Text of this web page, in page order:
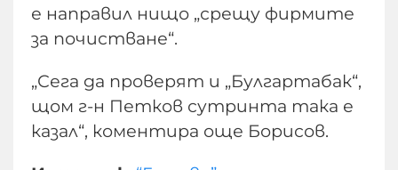
е направил нищо „срещу фирмите
за почистване“.
„Сега да проверят и „Булгартабак“,
щом г-н Петков сутринта така е
казал“, коментира още Борисов.